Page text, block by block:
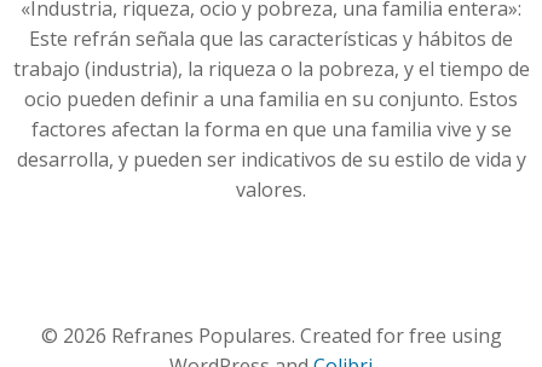
«Industria, riqueza, ocio y pobreza, una familia entera»:
Este refrán señala que las características y hábitos de
trabajo (industria), la riqueza o la pobreza, y el tiempo de
ocio pueden definir a una familia en su conjunto. Estos
factores afectan la forma en que una familia vive y se
desarrolla, y pueden ser indicativos de su estilo de vida y
valores.
© 2026 Refranes Populares. Created for free using